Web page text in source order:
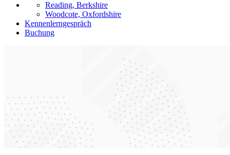
Reading, Berkshire
Woodcote, Oxfordshire
Kennenlerngespräch
Buchung